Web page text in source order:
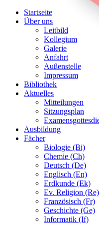
Startseite
Über uns
Leitbild
Kollegium
Galerie
Anfahrt
Außenstelle
Impressum
Bibliothek
Aktuelles
Mitteilungen
Sitzungsplan
Ausbildung
Fächer
Biologie (Bi)
Chemie (Ch)
Deutsch (De)
Englisch (En)
Erdkunde (Ek)
Ev. Religion (Re)
Französisch (Fr)
Geschichte (Ge)
Informatik (If)